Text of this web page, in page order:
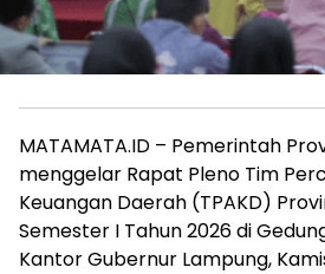
MATAMATA.ID – Pemerintah
menggelar Rapat Pleno Tim
Keuangan Daerah (TPAKD)
Semester I Tahun 2026 di
Kantor Gubernur Lampung,